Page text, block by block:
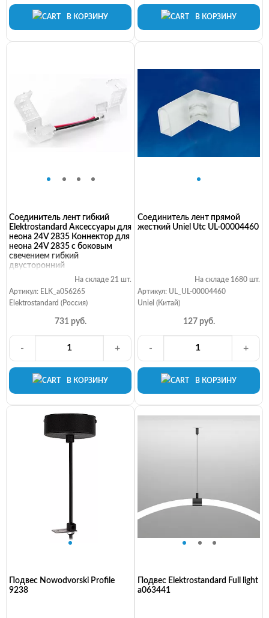
В КОРЗИНУ В КОРЗИНУ
Соединитель лент гибкий
Elektrostandard Аксессуары для
неона 24V 2835 Коннектор для
неона 24V 2835 с боковым
свечением гибкий
двусторонний
На складе 21 шт.
Артикул: ELK_a056265
Elektrostandard (Россия)
731 руб.
В КОРЗИНУ
- +
Соединитель лент прямой
жесткий Uniel Utc UL-00004460
На складе 1680 шт.
Артикул: UL_UL-00004460
Uniel (Китай)
127 руб.
В КОРЗИНУ
- +
Подвес Nowodvorski Profile
9238
Подвес Elektrostandard Full light
a063441